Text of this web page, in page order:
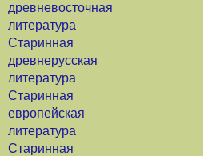
древневосточная
литература
Старинная
древнерусская
литература
Старинная
европейская
литература
Старинная